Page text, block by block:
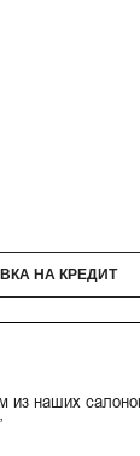
НА КРЕДИТ
из наших